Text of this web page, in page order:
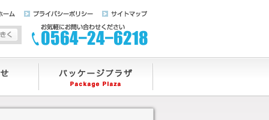
ホーム プライバシーポリシー
サイズを標準にする
文字サイズを大きくする